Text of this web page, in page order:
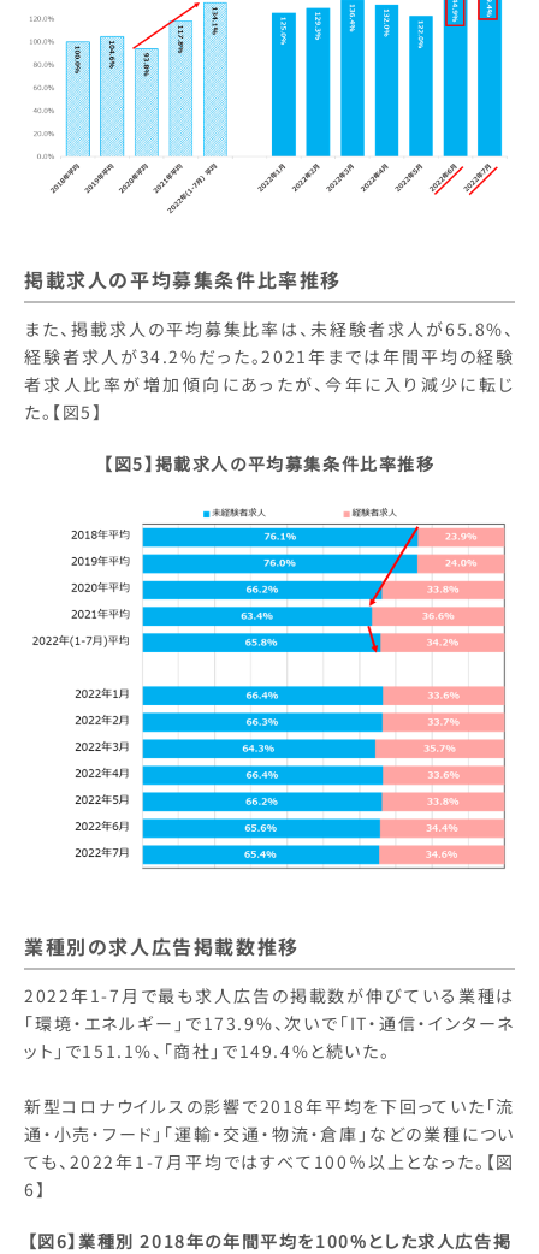
掲載求人の平均募集条件比率推移
また、掲載求人の平均募集比率は、未経験者求人が65.8%、
経験者求人が34.2%だった。2021年までは年間平均の経験
者求人比率が増加傾向にあったが、今年に入り減少に転じ
た。【図5】
【図5】掲載求人の平均募集条件比率推移
業種別の求人広告掲載数推移
2022年1-7月で最も求人広告の掲載数が伸びている業種は
「環境・エネルギー」で173.9%、次いで「IT・通信・インターネ
ット」で151.1%、「商社」で149.4%と続いた。
新型コロナウイルスの影響で2018年平均を下回っていた「流
通・小売・フード」「運輸・交通・物流・倉庫」などの業種につい
ても、2022年1-7月平均ではすべて100％以上となった。【図
6】
【図6】業種別 2018年の年間平均を100%とした求人広告掲